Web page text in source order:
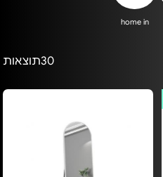
home in
30תוצאות